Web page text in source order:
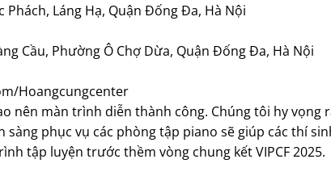
Phách, Láng Hạ, Quận Đống Đa, Hà Nội
Cầu, Phường Ô Chợ Dừa, Quận Đống Đa, Hà Nội
Hoangcungcenter
nên màn trình diễn thành công. Chúng tôi hy vọng
sàng phục vụ các phòng tập piano sẽ giúp các thí
tập luyện trước thềm vòng chung kết VIPCF 2025.